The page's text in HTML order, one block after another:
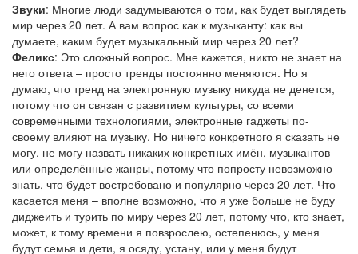
Звуки: Многие люди задумываются о том, как будет выглядеть
мир через 20 лет. А вам вопрос как к музыканту: как вы
думаете, каким будет музыкальный мир через 20 лет?
Феликс: Это сложный вопрос. Мне кажется, никто не знает на
него ответа – просто тренды постоянно меняются. Но я
думаю, что тренд на электронную музыку никуда не денется,
потому что он связан с развитием культуры, со всеми
современными технологиями, электронные гаджеты по-
своему влияют на музыку. Но ничего конкретного я сказать не
могу, не могу назвать никаких конкретных имён, музыкантов
или определённые жанры, потому что попросту невозможно
знать, что будет востребовано и популярно через 20 лет. Что
касается меня – вполне возможно, что я уже больше не буду
диджеить и турить по миру через 20 лет, потому что, кто знает,
может, к тому времени я повзрослею, остепенюсь, у меня
будут семья и дети, я осяду, устану, или у меня будут